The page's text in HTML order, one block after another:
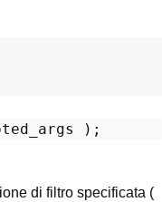
di filtro specificata (